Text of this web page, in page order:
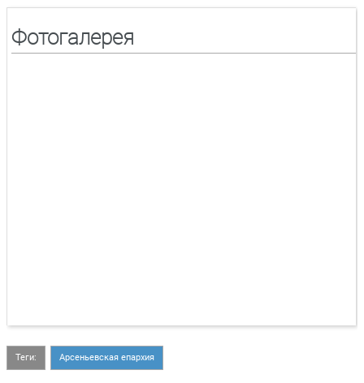
Фотогалерея
Теги: Арсеньевская епархия